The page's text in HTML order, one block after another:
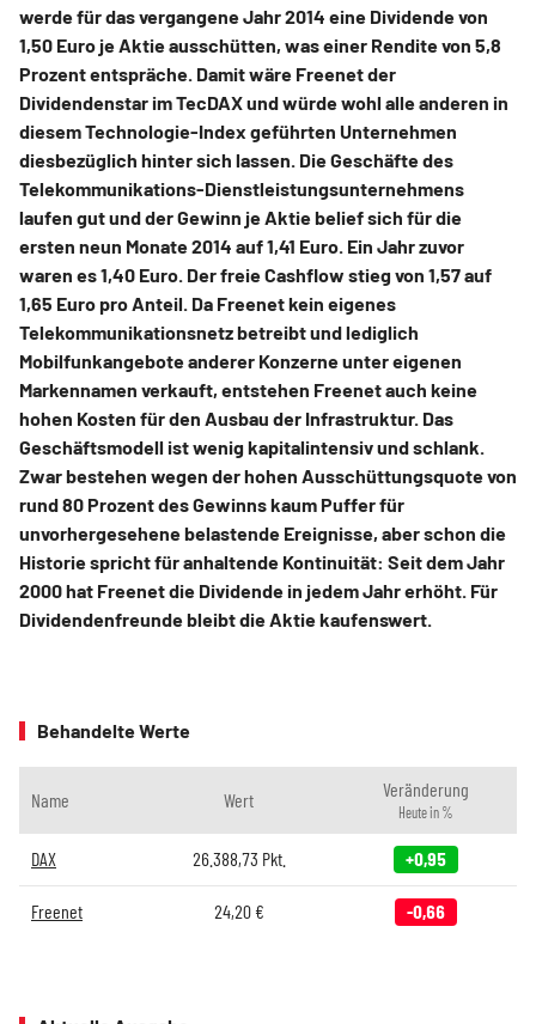
werde für das vergangene Jahr 2014 eine Dividende von
1,50 Euro je Aktie ausschütten, was einer Rendite von 5,8
Prozent entspräche. Damit wäre Freenet der
Dividendenstar im TecDAX und würde wohl alle anderen in
diesem Technologie-Index geführten Unternehmen
diesbezüglich hinter sich lassen. Die Geschäfte des
Telekommunikations-Dienstleistungsunternehmens
laufen gut und der Gewinn je Aktie belief sich für die
ersten neun Monate 2014 auf 1,41 Euro. Ein Jahr zuvor
waren es 1,40 Euro. Der freie Cashflow stieg von 1,57 auf
1,65 Euro pro Anteil. Da Freenet kein eigenes
Telekommunikationsnetz betreibt und lediglich
Mobilfunkangebote anderer Konzerne unter eigenen
Markennamen verkauft, entstehen Freenet auch keine
hohen Kosten für den Ausbau der Infrastruktur. Das
Geschäftsmodell ist wenig kapitalintensiv und schlank.
Zwar bestehen wegen der hohen Ausschüttungsquote von
rund 80 Prozent des Gewinns kaum Puffer für
unvorhergesehene belastende Ereignisse, aber schon die
Historie spricht für anhaltende Kontinuität: Seit dem Jahr
2000 hat Freenet die Dividende in jedem Jahr erhöht. Für
Dividendenfreunde bleibt die Aktie kaufenswert.
Behandelte Werte
Name Wert Veränderung
Heute in %
DAX 26.388,73 Pkt. +0,95
Freenet 24,20€ -0,66